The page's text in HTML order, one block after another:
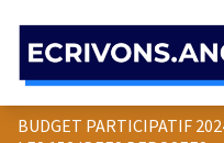
BUDGET PARTICIPATIF